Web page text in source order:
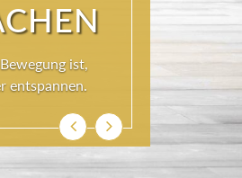
kann es im
Herz ganz
ZurückWeiter